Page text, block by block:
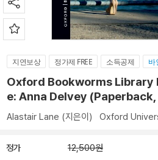
지연보상 정가제 FREE 소득공제 바
Oxford Bookworms Library
e: Anna Delvey
Alastair Lane (지은이) Oxford
정가 12,500원